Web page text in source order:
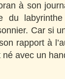
à son
du
Car si
rapport à
né avec un